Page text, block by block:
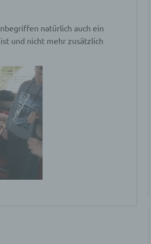
natürlich auch ein
und nicht mehr zusätzlich